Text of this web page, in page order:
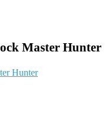
Master Hunter